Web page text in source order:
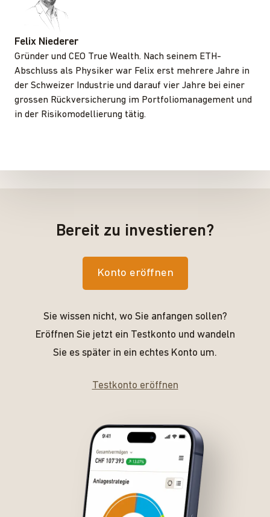
Felix Niederer
Gründer und CEO True Wealth. Nach seinem ETH-
Abschluss als Physiker war Felix erst mehrere Jahre in
der Schweizer Industrie und darauf vier Jahre bei einer
grossen Rückversicherung im Portfoliomanagement und
in der Risikomodellierung tätig.
Bereit zu investieren?
Konto eröffnen
Sie wissen nicht, wo Sie anfangen sollen?
Eröffnen Sie jetzt ein Testkonto und wandeln
Sie es später in ein echtes Konto um.
Testkonto eröffnen